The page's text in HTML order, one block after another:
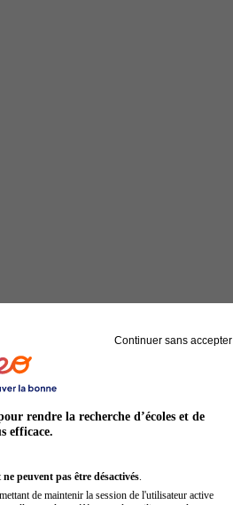
Continuer sans accepter
rendre la recherche d’écoles et de
efficace.
ne peuvent pas être désactivés.
de maintenir la session de l'utilisateur active